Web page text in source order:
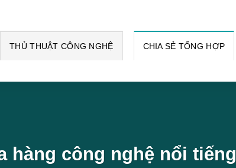
THỦ THUẬT CÔNG NGHỆ CHIA SẺ TỔNG HỢP
hàng công nghệ nổi tiếng